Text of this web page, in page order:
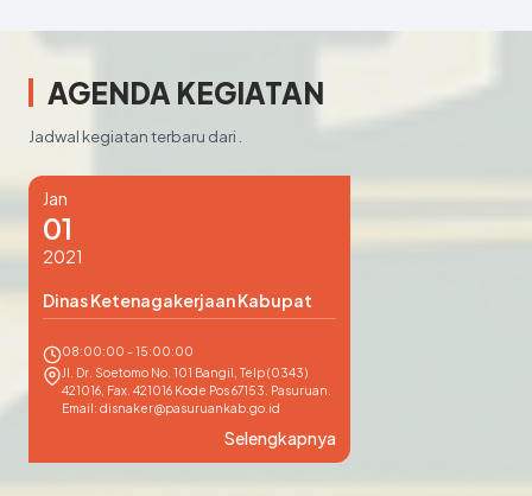
AGENDA KEGIATAN
Jadwal kegiatan terbaru dari .
Jan
01
2021
Dinas Ketenagakerjaan Kabupat
08:00:00 - 15:00:00
Jl. Dr. Soetomo No. 101 Bangil, Telp (0343)
421016, Fax. 421016 Kode Pos 67153. Pasuruan.
Email: disnaker@pasuruankab.go.id
Selengkapnya